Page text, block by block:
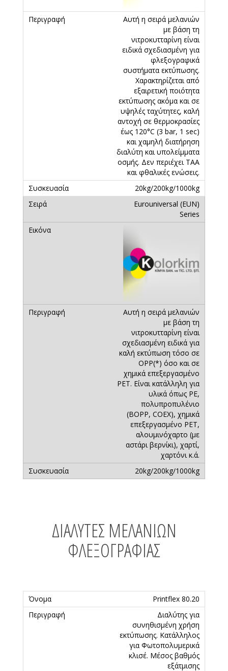
Αυτή η σειρά μελανιών
με βάση τη
νιτροκυτταρίνη είναι
ειδικά σχεδιασμένη για
φλεξογραφικά
συστήματα εκτύπωσης.
Χαρακτηρίζεται από
εξαιρετική ποιότητα
εκτύπωσης ακόμα και σε
υψηλές ταχύτητες, καλή
αντοχή σε θερμοκρασίες
έως 120°C (3 bar, 1 sec)
και χαμηλή διατήρηση
διαλύτη και υπολείμματα
οσμής. Δεν περιέχει TAA
και φθαλικές ενώσεις.
20kg/200kg/1000kg
Eurouniversal (EUN)
Series
Aυτή η σειρά μελανιών
με βάση τη
νιτροκυτταρίνη είναι
σχεδιασμένη ειδικά για
καλή εκτύπωση τόσο σε
OPP(*) όσο και σε
χημικά επεξεργασμένο
PET. Είναι κατάλληλη για
υλικά όπως PE,
πολυπροπυλένιο
(BOPP, COEX), χημικά
επεξεργασμένο PET,
αλουμινόχαρτο (με
αστάρι βερνίκι), χαρτί,
χαρτόνι κ.ά.
20kg/200kg/1000kg
ΔΙΑΛΎΤΕΣ ΜΕΛΑΝΙΏΝ
ΦΛΕΞΟΓΡΑΦΊΑΣ
Printflex 80.20
Διαλύτης για
συνηθισμένη χρήση
εκτύπωσης. Κατάλληλος
για Φωτοπολυμερικά
κλισέ. Μέσος βαθμός
εξάτμισης